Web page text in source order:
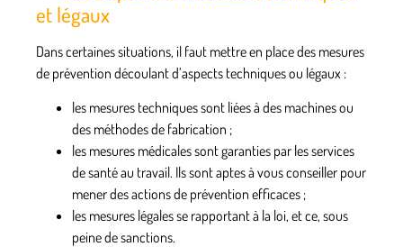
et légaux
Dans certaines situations, il faut mettre en place des mesures
de prévention découlant d’aspects techniques ou légaux :
les mesures techniques sont liées à des machines ou
des méthodes de fabrication ;
les mesures médicales sont garanties par les services
de santé au travail. Ils sont aptes à vous conseiller pour
mener des actions de prévention efficaces ;
les mesures légales se rapportant à la loi, et ce, sous
peine de sanctions.